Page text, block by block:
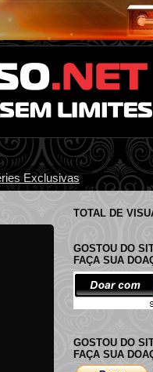
Exclusivas
TOTAL DE
GOSTOU DO
FAÇA SUA
GOSTOU DO
FAÇA SUA